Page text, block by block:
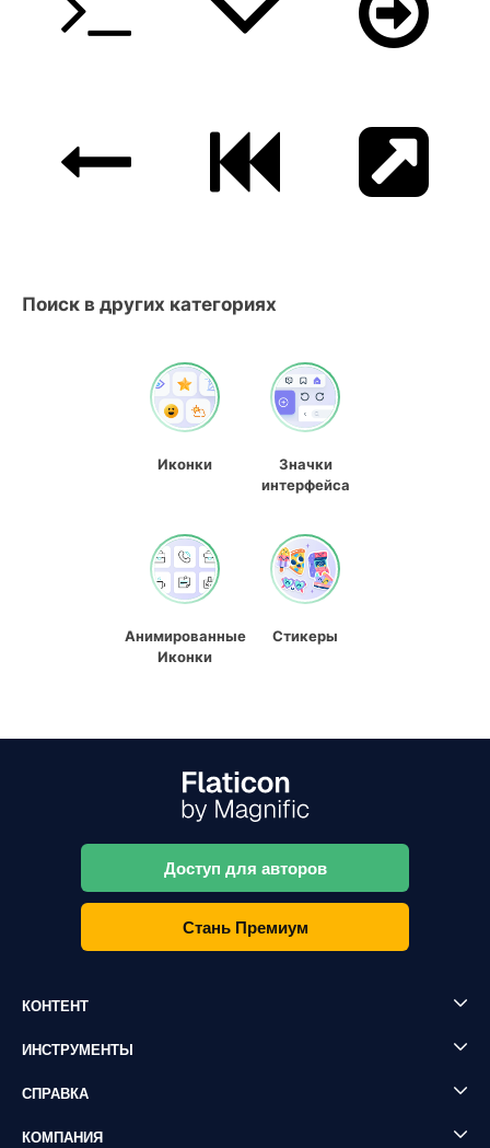
Поиск в других категориях
Иконки
Значки
интерфейса
Анимированные
Иконки
Стикеры
Доступ для авторов
Стань Премиум
КОНТЕНТ
ИНСТРУМЕНТЫ
СПРАВКА
КОМПАНИЯ